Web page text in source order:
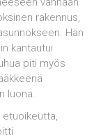
rakennus,
Hän
kantautui
piti myös
luona.
etuoikeutta,